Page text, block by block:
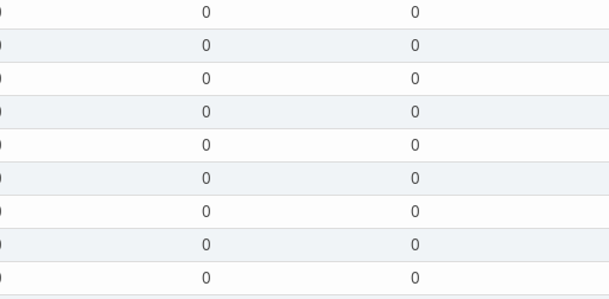
0 0
0 0
0 0
0 0
0 0
0 0
0 0
0 0
0 0